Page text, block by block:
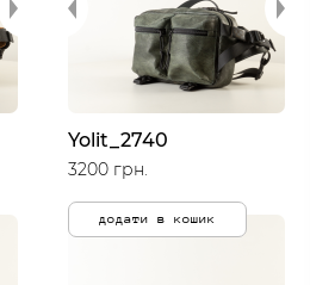
Yolit_2740
3200 грн.
додати в кошик